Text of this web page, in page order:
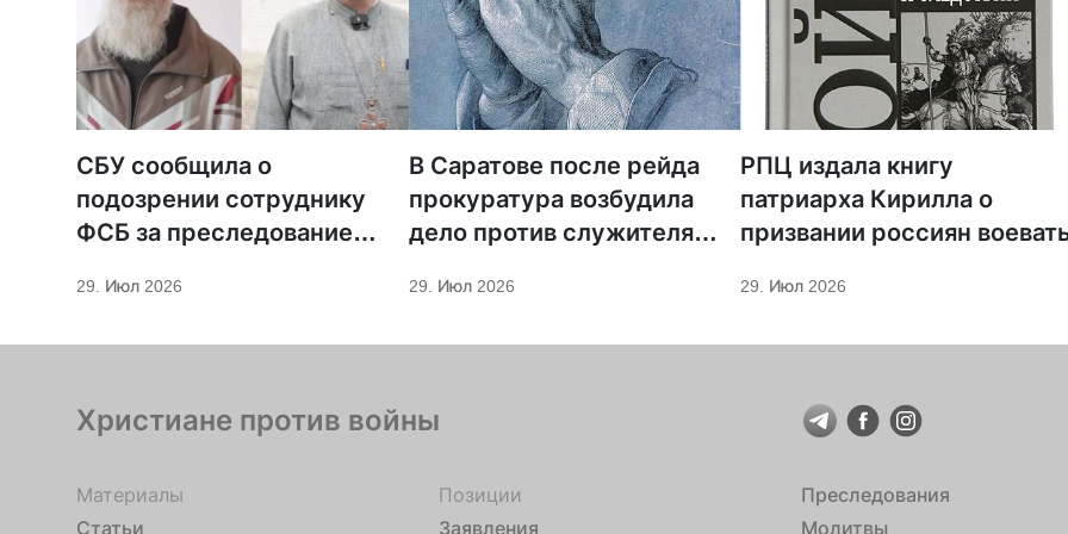
СБУ сообщила о
подозрении сотруднику
ФСБ за преследование
29. Июл 2026
В Саратове после рейда
прокуратура возбудила
дело против служителя
29. Июл 2026
РПЦ издала книгу
патриарха Кирилла о
призвании россиян
29. Июл 2026
Христиане против войны
Материалы
Статьи
Позиции
Заявления
Преследования
Молитвы